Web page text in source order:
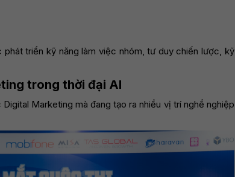
triển kỹ năng làm việc nhóm, tư duy chiến lược, kỹ
trong thời đại AI
Marketing mà đang tạo ra nhiều vị trí nghề nghiệp